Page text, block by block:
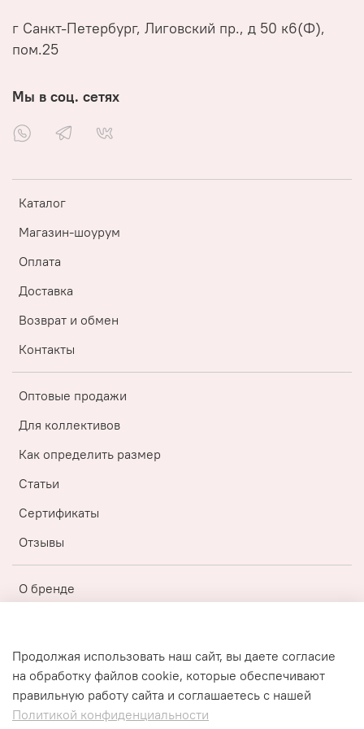
Каталог
Магазин-шоурум
Оплата
Доставка
Возврат и обмен
Контакты
Оптовые продажи
Для коллективов
Как определить размер
Статьи
Сертификаты
Отзывы
О бренде
Публичная оферта
Политика конфиденциальности
г Санкт-Петербург, Лиговский пр., д 50 к6(Ф),
пом.25
Мы в соц. сетях
Продолжая использовать наш сайт, вы даете согласие
на обработку файлов cookie, которые обеспечивают
правильную работу сайта и соглашаетесь с нашей
Политикой конфиденциальности